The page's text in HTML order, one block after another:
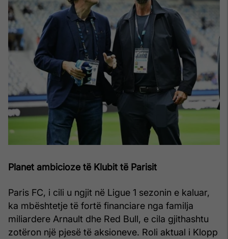
Planet ambicioze të Klubit të Parisit
Paris FC, i cili u ngjit në Ligue 1 sezonin e kaluar,
ka mbështetje të fortë financiare nga familja
miliardere Arnault dhe Red Bull, e cila gjithashtu
zotëron një pjesë të aksioneve. Roli aktual i Klopp